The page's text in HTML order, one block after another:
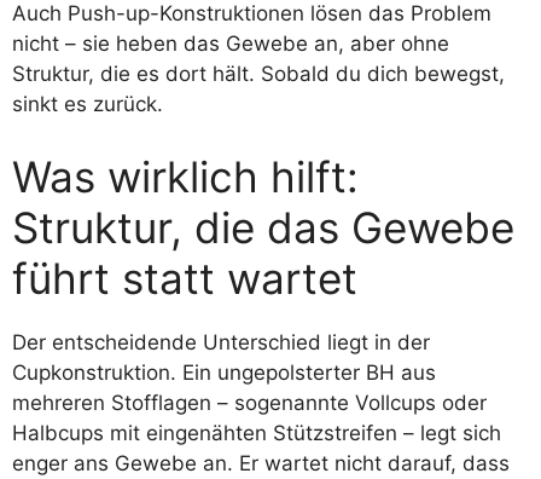
Auch Push-up-Konstruktionen lösen das Problem
nicht – sie heben das Gewebe an, aber ohne
Struktur, die es dort hält. Sobald du dich bewegst,
sinkt es zurück.
Was wirklich hilft:
Struktur, die das Gewebe
führt statt wartet
Der entscheidende Unterschied liegt in der
Cupkonstruktion. Ein ungepolsterter BH aus
mehreren Stofflagen – sogenannte Vollcups oder
Halbcups mit eingenähten Stützstreifen – legt sich
enger ans Gewebe an. Er wartet nicht darauf, dass